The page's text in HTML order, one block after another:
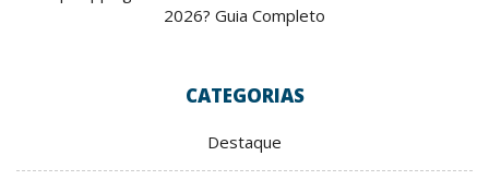
2026? Guia Completo
CATEGORIAS
Destaque